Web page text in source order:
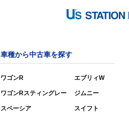
車種から中古車を探す
ワゴンR
ワゴンRスティングレー
スペーシア
エブリィW
ジムニー
スイフト